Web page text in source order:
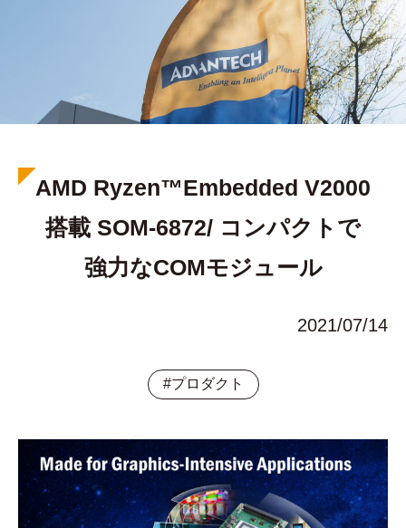
AMD Ryzen™Embedded V2000
搭載 SOM-6872/ コンパクトで
強力なCOMモジュール
2021/07/14
#プロダクト